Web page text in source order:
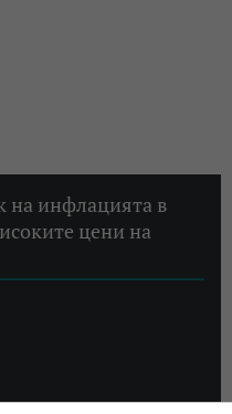
на инфлацията в
цени на